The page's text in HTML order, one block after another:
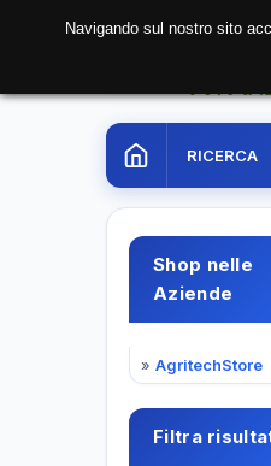
RICERCA
Shop nelle
Aziende
» AgritechStore
Filtra
Navigando sul nostro sito